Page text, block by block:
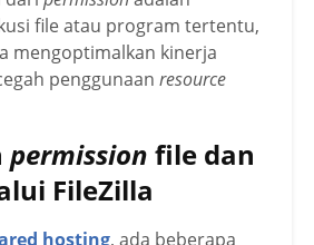
file atau program tertentu,
mengoptimalkan kinerja
penggunaan resource
permission file dan
FileZilla
hosting, ada beberapa